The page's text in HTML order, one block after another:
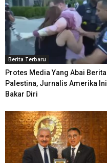
Berita Terbaru
Protes Media Yang Abai Berita
Palestina, Jurnalis Amerika Ini
Bakar Diri